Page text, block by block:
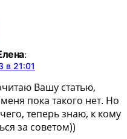
:
в 21:01
Вашу статью,
пока такого нет. Но
теперь знаю, к кому
за советом))